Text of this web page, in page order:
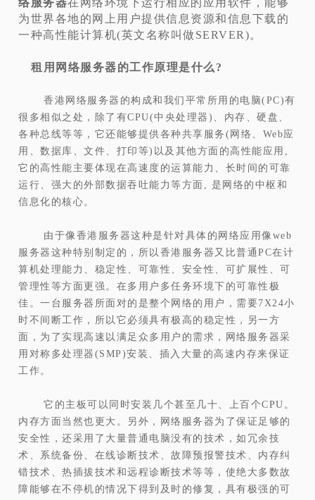
络服务器在网络环境下运行相应的应用软件，能够
为世界各地的网上用户提供信息资源和信息下载的
一种高性能计算机(英文名称叫做SERVER)。
租用网络服务器的工作原理是什么?
香港网络服务器的构成和我们平常所用的电脑(PC)有
很多相似之处，除了有CPU(中央处理器)、内存、硬盘、
各种总线等等，它还能够提供各种共享服务(网络、Web应
用、数据库、文件、打印等)以及其他方面的高性能应用,
它的高性能主要体现在高速度的运算能力、长时间的可靠
运行、强大的外部数据吞吐能力等方面, 是网络的中枢和
信息化的核心。
由于像香港服务器这种是针对具体的网络应用像web
服务器这种特别制定的，所以香港服务器又比普通PC在计
算机处理能力、稳定性、可靠性、安全性、可扩展性、可
管理性等方面更强。在多用户多任务环境下的可靠性极
佳。一台服务器所面对的是整个网络的用户，需要7X24小
时不间断工作，所以它必须具有极高的稳定性，另一方
面，为了实现高速以满足众多用户的需求，网络服务器采
用对称多处理器(SMP)安装、插入大量的高速内存来保证
工作。
它的主板可以同时安装几个甚至几十、上百个CPU。
内存方面当然也更大。另外，网络服务器为了保证足够的
安全性，还采用了大量普通电脑没有的技术，如冗余技
术、系统备份、在线诊断技术、故障预报警技术、内存纠
错技术、热插拔技术和远程诊断技术等等，使绝大多数故
障能够在不停机的情况下得到及时的修复，具有极强的可